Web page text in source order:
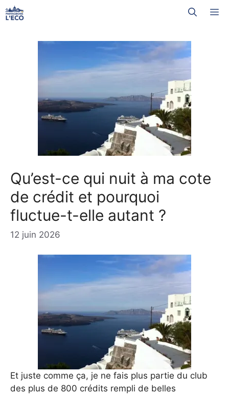
Aller
au
Qu’est-ce qui nuit à ma cote
de crédit et pourquoi
fluctue-t-elle autant ?
12 juin 2026
Et juste comme ça, je ne fais plus partie du club
des plus de 800 crédits rempli de belles